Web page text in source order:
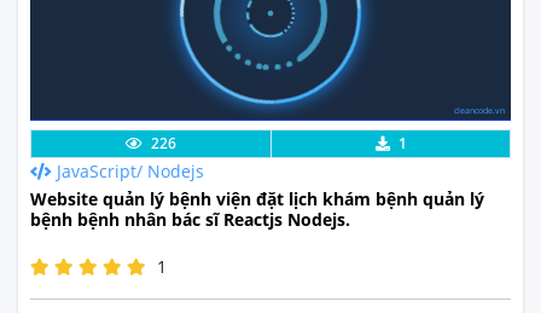
cleancode.vn
Lưu code Xem Thực Tế
226 1
JavaScript/ Nodejs
Website quản lý bệnh viện đặt lịch khám bệnh quản lý
bệnh bệnh nhân bác sĩ Reactjs Nodejs.
1